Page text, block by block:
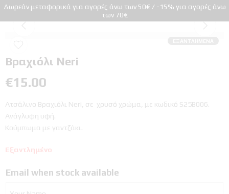
Δωρεάν μεταφορικά για αγορές άνω των 50€ / -15% για αγορές άνω
των 70€
Βραχιόλι Neri
€15.00
Ατσάλινο Βραχιόλι Neri, σε χρυσό χρώμα, με κωδικό S25B006.
Ανάγλυφη υφή.
Κούμπωμα με γαντζάκι.
Εξαντλημένο
Email when stock available